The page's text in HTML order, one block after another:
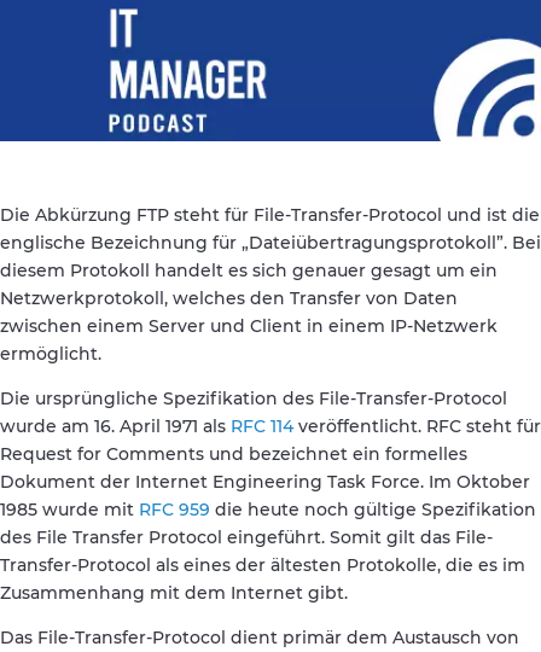
Die Abkürzung FTP steht für File-Transfer-Protocol und ist die
englische Bezeichnung für „Dateiübertragungsprotokoll”. Bei
diesem Protokoll handelt es sich genauer gesagt um ein
Netzwerkprotokoll, welches den Transfer von Daten
zwischen einem Server und Client in einem IP-Netzwerk
ermöglicht.
Die ursprüngliche Spezifikation des File-Transfer-Protocol
wurde am 16. April 1971 als RFC 114veröffentlicht. RFC steht für
Request for Comments und bezeichnet ein formelles
Dokument der Internet Engineering Task Force. Im Oktober
1985 wurde mit RFC 959 die heute noch gültige Spezifikation
des File Transfer Protocol eingeführt. Somit gilt das File-
Transfer-Protocol als eines der ältesten Protokolle, die es im
Zusammenhang mit dem Internet gibt.
Das File-Transfer-Protocol dient primär dem Austausch von